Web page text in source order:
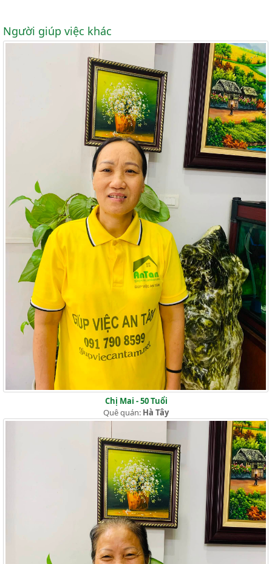
Người giúp việc khác
Chị Mai - 50 Tuổi
Quê quán: Hà Tây